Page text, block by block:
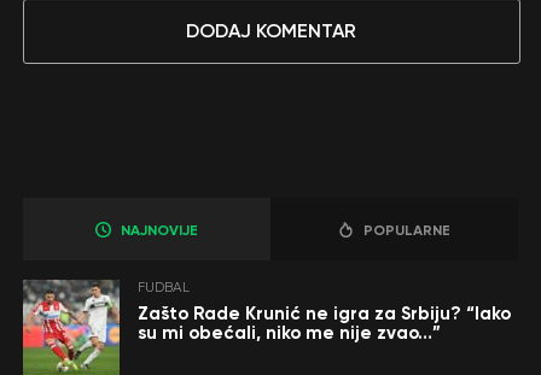
DODAJ KOMENTAR
NAJNOVIJE POPULARNE
FUDBAL
Zašto Rade Krunić ne igra za Srbiju? “Iako
su mi obećali, niko me nije zvao…”